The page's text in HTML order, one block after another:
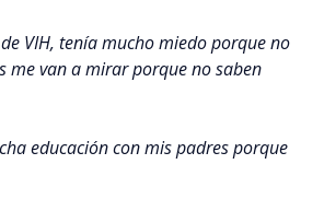
VIH, tenía mucho miedo porque no
me van a mirar porque no saben
educación con mis padres porque